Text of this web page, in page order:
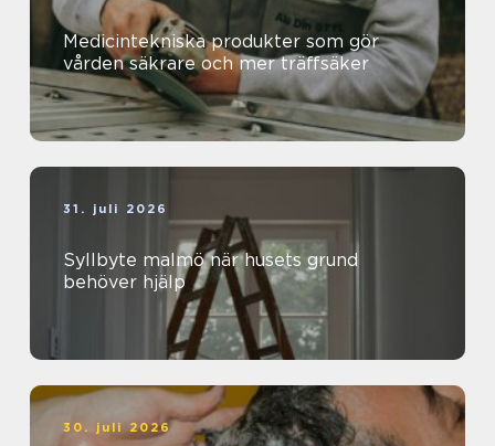
Medicintekniska produkter som gör
vården säkrare och mer träffsäker
31. juli 2026
Syllbyte malmö när husets grund
behöver hjälp
30. juli 2026